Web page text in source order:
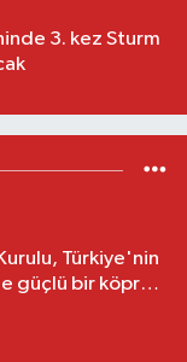
3. kez Sturm
Türkiye'nin
güçlü bir köprü